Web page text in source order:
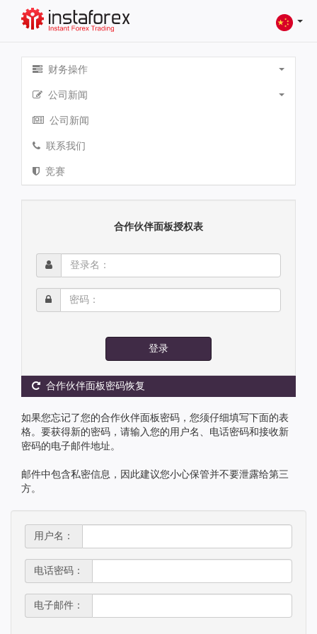
财务操作
公司新闻
公司新闻
联系我们
竞赛
合作伙伴面板授权表
录
名：
码：
登录
合作伙伴面板密码恢复
如果您忘记了您的合作伙伴面板密码，您须仔细填写下面的表
格。要获得新的密码，请输入您的用户名、电话密码和接收新
密码的电子邮件地址。
邮件中包含私密信息，因此建议您小心保管并不要泄露给第三
方。
用户名：
电话密码：
电子邮件：